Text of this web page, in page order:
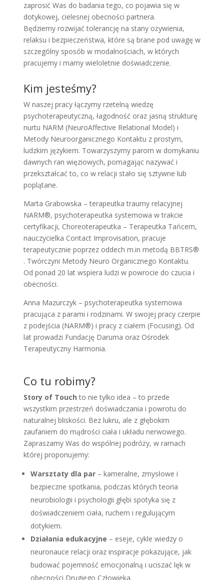
zaprosić Was do badania tego, co pojawia się w
dotykowej, cielesnej obecności partnera.
Będziemy rozwijać tolerancję na stany ożywienia,
relaksu i bezpieczeństwa, które są brane pod uwagę w
szczególny sposób w modalnościach, w których
pracujemy i mamy wieloletnie doświadczenie.
Kim jesteśmy?
W naszej pracy łączymy rzetelną wiedzę
psychoterapeutyczną, łagodność oraz jasną strukturę
nurtu NARM (NeuroAffective Relational Model) i
Metody Neuroorganicznego Kontaktu z prostym,
ludzkim językiem. Towarzyszymy parom w domykaniu
dawnych ran więziowych, pomagając nazywać i
przekształcać to, co w relacji stało się sztywne lub
poplątane.
Marta Grabowska – terapeutka traumy relacyjnej
NARM®, psychoterapeutka systemowa w trakcie
certyfikacji, Choreoterapeutka – Terapeutka Tańcem,
nauczycielka Contact Improvisation, pracuje
terapeutycznie poprzez oddech m.in metodą BBTRS®
. Twórczyni Metody Neuro Organicznego Kontaktu.
Od ponad 20 lat wspiera ludzi w powrocie do czucia i
obecności.
Anna Mazurczyk – psychoterapeutka systemowa
pracująca z parami i rodzinami. W swojej pracy czerpie
z podejścia (NARM®️) i pracy z ciałem (Focusing). Od
lat prowadzi Fundację Daruma oraz Ośrodek
Terapeutyczny Harmonia.
Co tu robimy?
Story of Touch to nie tylko idea – to przede
wszystkim przestrzeń doświadczania i powrotu do
naturalnej bliskości. Bez lukru, ale z głębokim
zaufaniem do mądrości ciała i układu nerwowego.
Zapraszamy Was do wspólnej podróży, w ramach
której proponujemy:
Warsztaty dla par– kameralne, zmysłowe i
bezpieczne spotkania, podczas których teoria
neurobiologii i psychologii głębi spotyka się z
doświadczeniem ciała, ruchem i regulującym
dotykiem.
Działania edukacyjne – eseje, cykle wiedzy o
neuronauce relacji oraz inspiracje pokazujące, jak
budować pojemność emocjonalną i uciszać lęk w
obecności Drugiego Człowieka.